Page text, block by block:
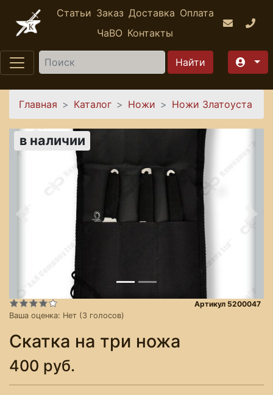
Перейти к основному содержанию
Статьи Заказ Доставка Оплата
ЧаВО Контакты
Найти
Вы здесь
Главная Каталог Ножи Ножи Златоуста
в наличии
Предыдущее
Ваша оценка: Нет (3 голосов)
Артикул 5200047
Скатка на три ножа
400 руб.